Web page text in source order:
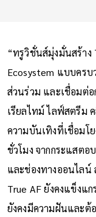
“ทรูวิชั่นส์มุ่งมั่นสร้าง
Ecosystem แบบคร
ส่วนร่วม และเชื่อมต่
เรียลไทม์ ไลฟ์สตรีม
ความบันเทิงที่เชื่อมโ
ชั่วโมง จากกระแสต
และช่องทางออนไลน์
True AF ยังคงแข็งแ
ยังคงมีความฝันและต้